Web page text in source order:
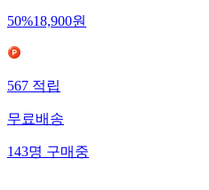
50%18,900원
567적립
무료배송
143명구매중